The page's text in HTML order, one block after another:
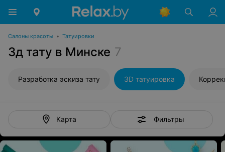
Салоны красоты • Татуировки
3д тату в Минске 7
Разработка эскиза тату 3D татуировка
Карта Фильтры